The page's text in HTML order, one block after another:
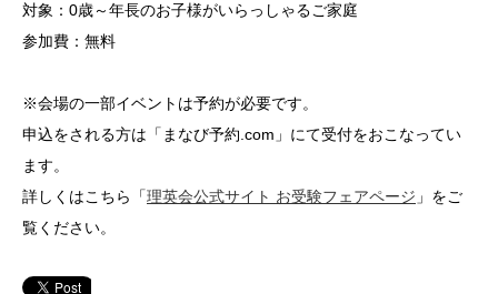
対象：0歳～年長のお子様がいらっしゃるご家庭
参加費：無料
※会場の一部イベントは予約が必要です。
申込をされる方は「まなび予約.com」にて受付をおこなってい
ます。
詳しくはこちら「理英会公式サイト お受験フェアページ 」をご
覧ください。